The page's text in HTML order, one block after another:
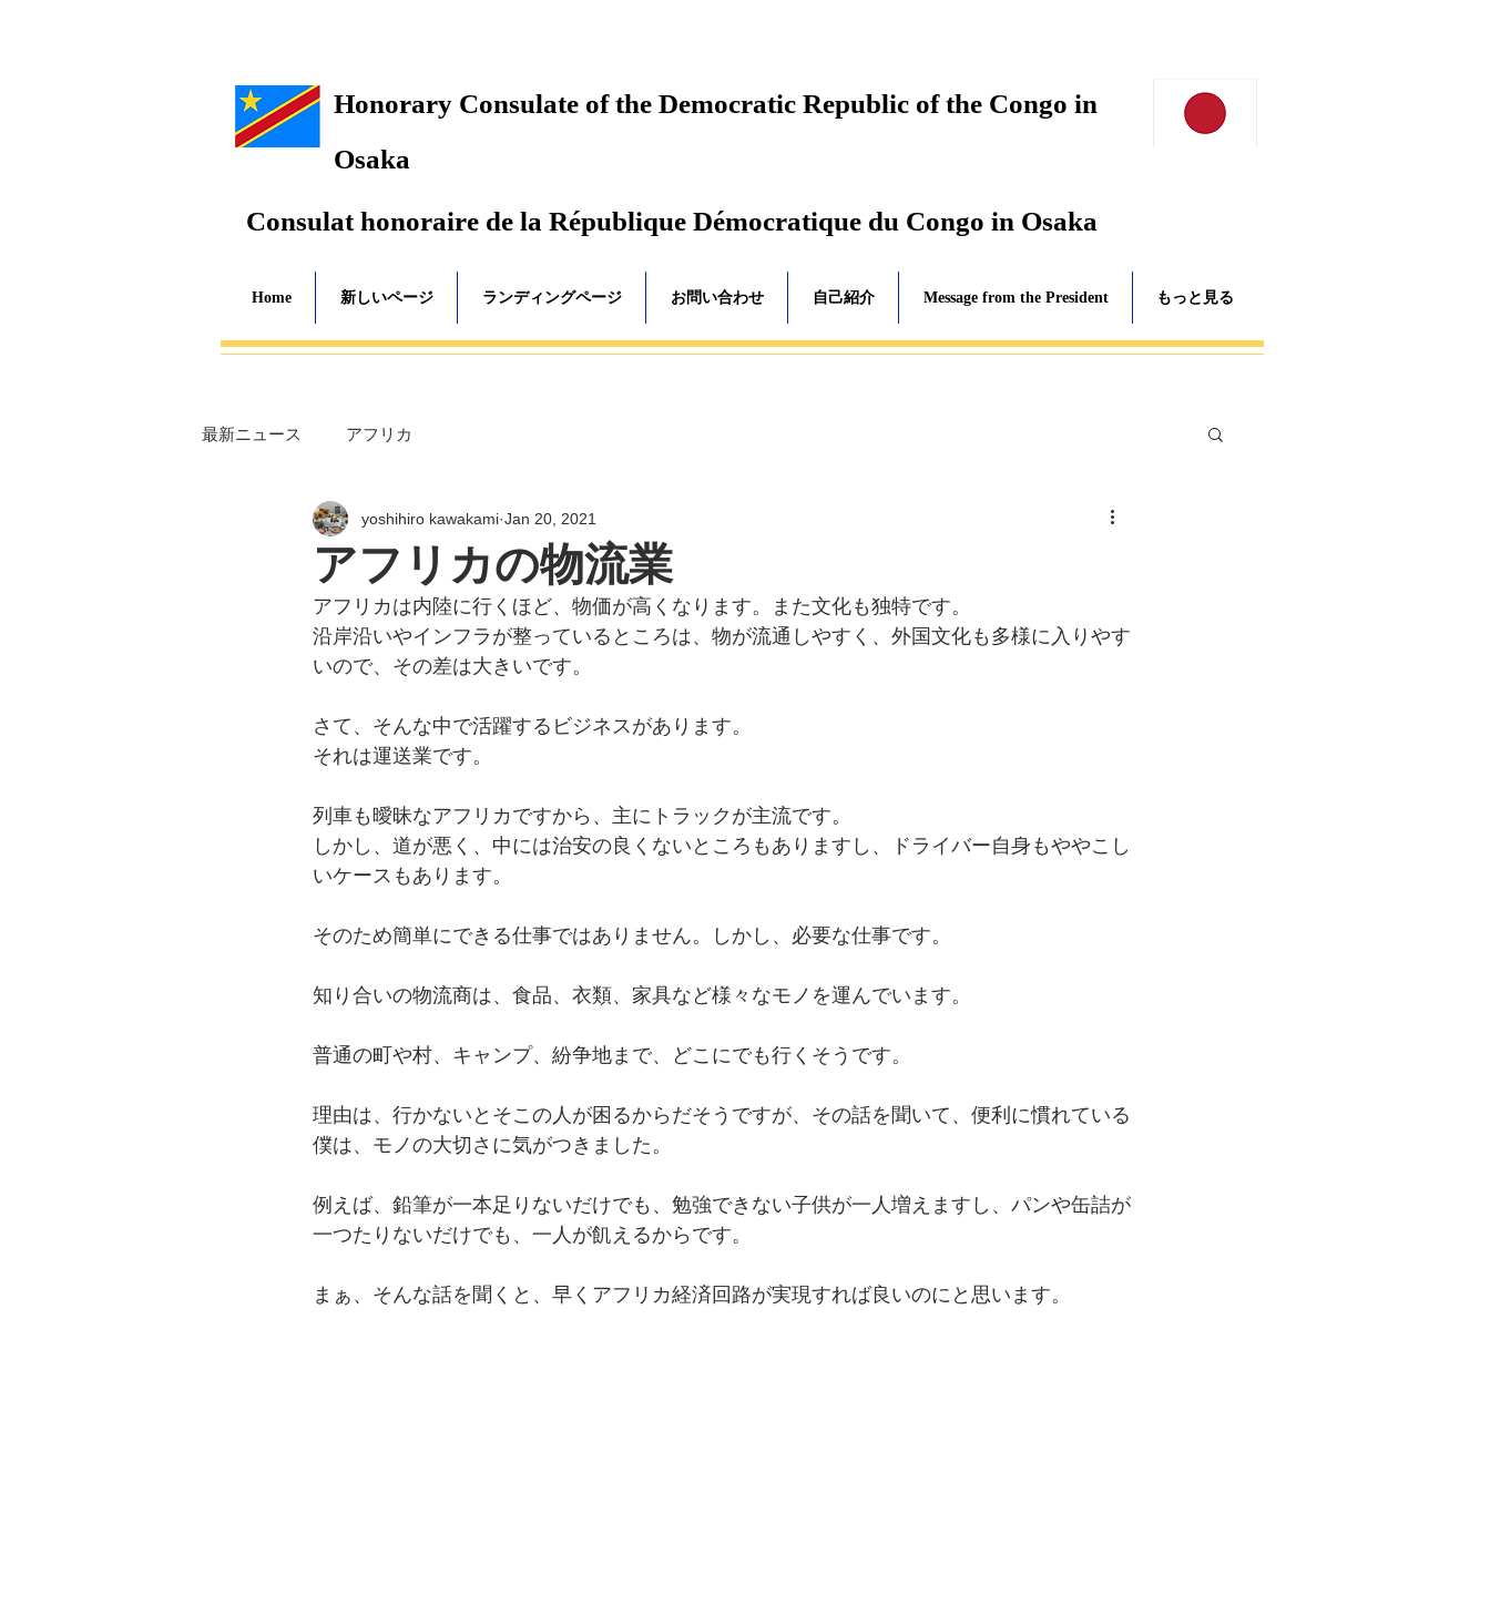
Honorary Consulate of the Democratic Republic of the Congo in
Osaka
Consulat honoraire de la République Démocratique du Congo in Osaka
Home 新しいページ ランディングページ お問い合わせ 自己紹介 Message from the President もっと見る
最新ニュース アフリカ
アフリカの物流業
yoshihiro kawakami Jan 20, 2021
アフリカは内陸に行くほど、物価が高くなります。また文化も独特です。
沿岸沿いやインフラが整っているところは、物が流通しやすく、外国文化も多様に入りやす
いので、その差は大きいです。
さて、そんな中で活躍するビジネスがあります。
それは運送業です。
列車も曖昧なアフリカですから、主にトラックが主流です。
しかし、道が悪く、中には治安の良くないところもありますし、ドライバー自身もややこし
いケースもあります。
そのため簡単にできる仕事ではありません。しかし、必要な仕事です。
知り合いの物流商は、食品、衣類、家具など様々なモノを運んでいます。
普通の町や村、キャンプ、紛争地まで、どこにでも行くそうです。
理由は、行かないとそこの人が困るからだそうですが、その話を聞いて、便利に慣れている
僕は、モノの大切さに気がつきました。
例えば、鉛筆が一本足りないだけでも、勉強できない子供が一人増えますし、パンや缶詰が
一つたりないだけでも、一人が飢えるからです。
まぁ、そんな話を聞くと、早くアフリカ経済回路が実現すれば良いのにと思います。